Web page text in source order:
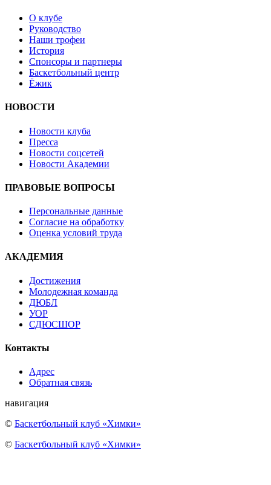
О клубе
Руководство
Наши трофеи
История
Спонсоры и партнеры
Баскетбольный центр
Ёжик
НОВОСТИ
Новости клуба
Пресса
Новости соцсетей
Новости Академии
ПРАВОВЫЕ ВОПРОСЫ
Персональные данные
Согласие на обработку
Оценка условий труда
АКАДЕМИЯ
Достижения
Молодежная команда
ДЮБЛ
УОР
СДЮСШОР
Контакты
Адрес
Обратная связь
навигация
© Баскетбольный клуб «Химки»
© Баскетбольный клуб «Химки»